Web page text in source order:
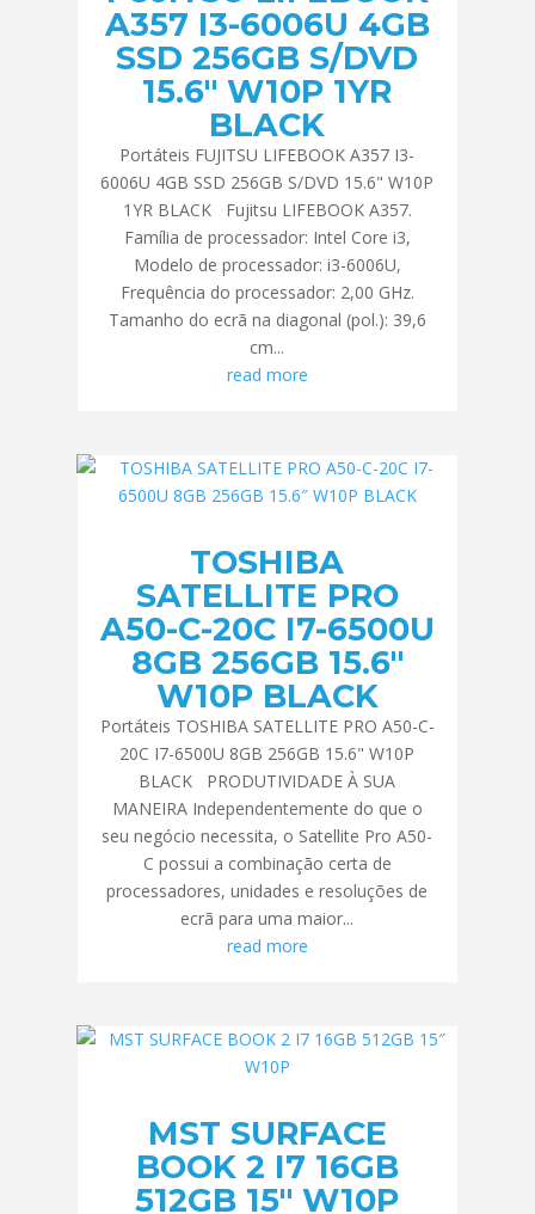
A357 I3-6006U 4GB
SSD 256GB S/DVD
15.6″ W10P 1YR
BLACK
Portáteis FUJITSU LIFEBOOK A357 I3-
6006U 4GB SSD 256GB S/DVD 15.6" W10P
1YR BLACK Fujitsu LIFEBOOK A357.
Família de processador: Intel Core i3,
Modelo de processador: i3-6006U,
Frequência do processador: 2,00 GHz.
Tamanho do ecrã na diagonal (pol.): 39,6
cm...
read more
TOSHIBA
SATELLITE PRO
A50-C-20C I7-6500U
8GB 256GB 15.6″
W10P BLACK
Portáteis TOSHIBA SATELLITE PRO A50-C-
20C I7-6500U 8GB 256GB 15.6" W10P
BLACK PRODUTIVIDADE À SUA
MANEIRA Independentemente do que o
seu negócio necessita, o Satellite Pro A50-
C possui a combinação certa de
processadores, unidades e resoluções de
ecrã para uma maior...
read more
MST SURFACE
BOOK 2 I7 16GB
512GB 15″ W10P